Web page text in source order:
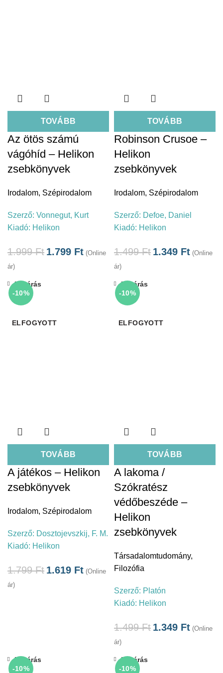
TOVÁBB
Az ötös számú
vágóhíd – Helikon
zsebkönyvek
Irodalom, Szépirodalom
Szerző: Vonnegut, Kurt
Kiadó: Helikon
1.999Ft 1.799 Ft (Online
ár)
TOVÁBB
Robinson Crusoe –
Helikon
zsebkönyvek
Irodalom, Szépirodalom
Szerző: Defoe, Daniel
Kiadó: Helikon
1.499Ft 1.349 Ft (Online
ár)
-10%
ELFOGYOTT
TOVÁBB
Bezárás
A játékos – Helikon
zsebkönyvek
Irodalom, Szépirodalom
Szerző: Dosztojevszkij, F. M.
Kiadó: Helikon
1.799Ft 1.619 Ft (Online
ár)
-10%
ELFOGYOTT
TOVÁBB
Bezárás
A lakoma /
Szókratész
védőbeszéde –
Helikon
zsebkönyvek
Társadalomtudomány,
Filozófia
Szerző: Platón
Kiadó: Helikon
1.499Ft 1.349 Ft (Online
ár)
-10%
Bezárás
-10%
Bezárás